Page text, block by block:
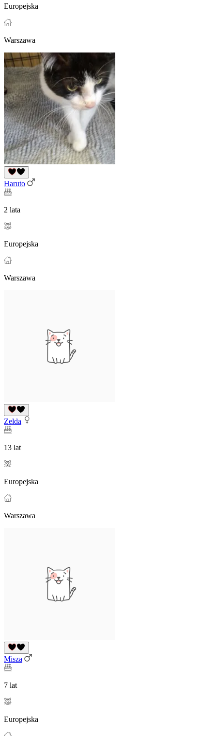
Europejska
Warszawa
Haruto
2 lata
Europejska
Warszawa
Zelda
13 lat
Europejska
Warszawa
Misza
7 lat
Europejska